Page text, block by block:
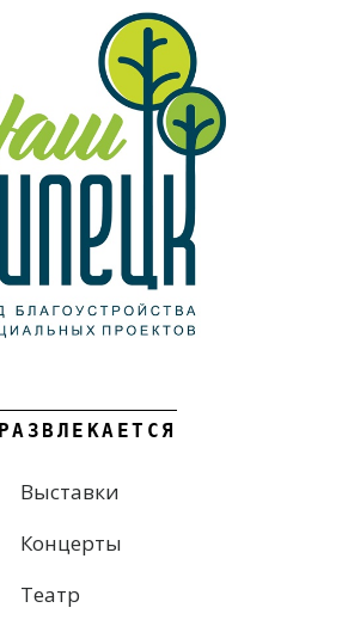
РАЗВЛЕКАЕТСЯ
Выставки
Концерты
Театр